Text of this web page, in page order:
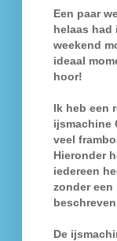
Een paar
helaas had
weekend
ideaal
hoor!
Ik heb een
ijsmachine
veel
Hieronder
iedereen
zonder
De